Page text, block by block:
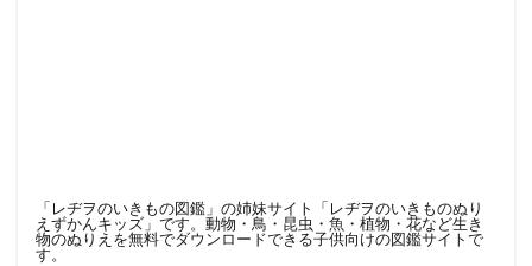
「レヂヲのいきもの図鑑」の姉妹サイト「レヂヲのいきものぬり
えずかんキッズ」です。 動物・鳥・昆虫・魚・植物・花など生き
物のぬりえを無料でダウンロードできる子供向けの図鑑サイトで
す。